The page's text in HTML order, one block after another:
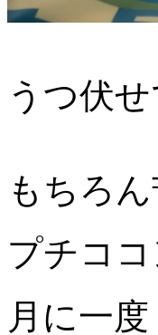
うつ伏
もちろ
プチコ
月に一